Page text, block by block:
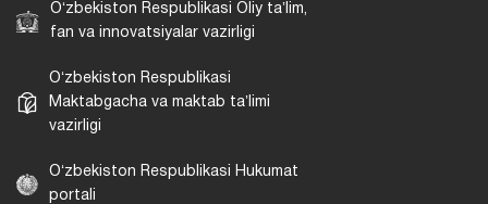
Oʻzbekiston Respublikasi Oliy taʼlim,
fan va innovatsiyalar vazirligi
Oʻzbekiston Respublikasi
Maktabgacha va maktab taʼlimi
vazirligi
Oʻzbekiston Respublikasi Hukumat
portali